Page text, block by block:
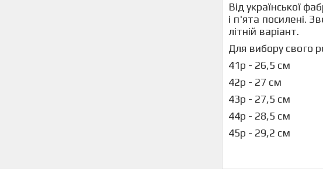
Від української
і п'ята посилені.
літній варіант.
Для вибору свого
41р - 26,5 см
42р - 27 см
43р - 27,5 см
44р - 28,5 см
45р - 29,2 см